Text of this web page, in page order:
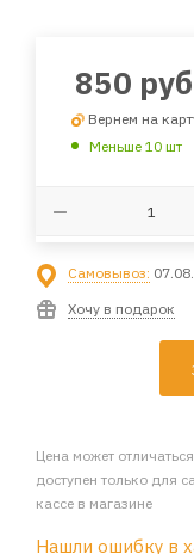
850
Вернем на
Меньше 10 шт
Самовывоз:
Хочу в подарок
Цена может
доступен только для
кассе в магазине
Нашли ошибку в